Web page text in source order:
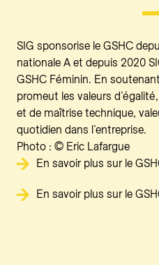
SIG sponsorise le GSHC
nationale A et depuis 2020
GSHC Féminin. En
promeut les valeurs
et de maîtrise technique,
quotidien dans l’entreprise.
Photo : © Eric Lafargue
En savoir plus sur le
En savoir plus sur le